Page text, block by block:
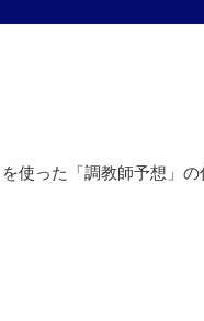
使った「調教師予想」の